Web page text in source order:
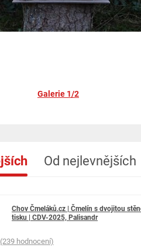
Galerie 1/2
Od nejlevnějších
(239 hodnocení)
Chov Čmeláků.cz | Čmelín s dvojitou
tisku | CDV-2025, Palisandr